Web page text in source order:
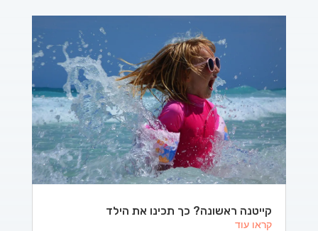
קייטנה ראשונה? כך תכינו את הילד
קראו עוד